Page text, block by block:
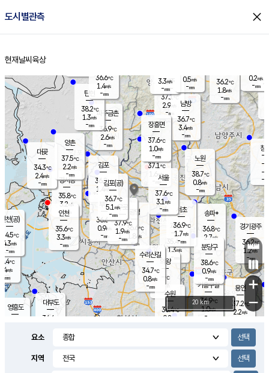
도시별관측 close
홈
현재날씨 육상
의도
℃
m/s
mm
영흥도
양주
37.1℃
2.9
-mm
과천
35.4℃
1.3m/s
- mm
용인
37.2℃
2.2m/s
경기광주
36.2℃
1.2m/s
-mm
대부도
34.4
경서동
35.8℃
3.2 m/s
-mm
파주금촌
36.9℃
2.6m/s
-mm
36.2℃
1.8m/s
-mm
대곶
34.3℃
2.4m/s
-mm
창
-
-m/
-
탄현
38.2℃
1.3m/s
-mm
0.2m/s
-mm
의왕
- ℃
m/s
mm
김포
36.2℃
1.4 m/s
mm
광명
36.6 ℃
1.8 m/s
-mm
부천
36.6℃
0.9m/s
-mm
양촌
37.5℃
2.2m/s
-mm
구로
37.9℃
1.9m/s
-mm
은평
37.1℃
1.6 m/s
- mm
노원
38.7℃
0.8m/s
-mm
송파*
36.8℃
2.7m/s
-mm
서초
36.9℃
1.7m/s
-mm
남방
36.7℃
3.4m/s
-mm
기흥구갈
36.9℃
1.0m/s
-
수리산길
34.7℃
0.8m/s
-mm
분당구
38.6℃
0.9m/s
-mm
장흥면
37.6℃
1.0m/s
-mm
3.3m/s
-mm
인천(공)
34.5℃
4.3m/s
-mm
김포(공)
36.7℃
5.1 m/s
-mm
수원
36.4℃
0.8 m/s
인천
35.6℃
3.3m/s
-mm
서울
37.6℃
3.1 m/s
-mm
36.6℃
1.4m/s
-mm
0.5m/s
-mm
+
−
20 km
요소
지역